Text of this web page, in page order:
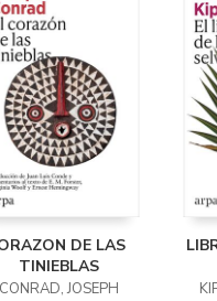
DE LAS
TINIEBLAS
CONRAD, JOSEPH